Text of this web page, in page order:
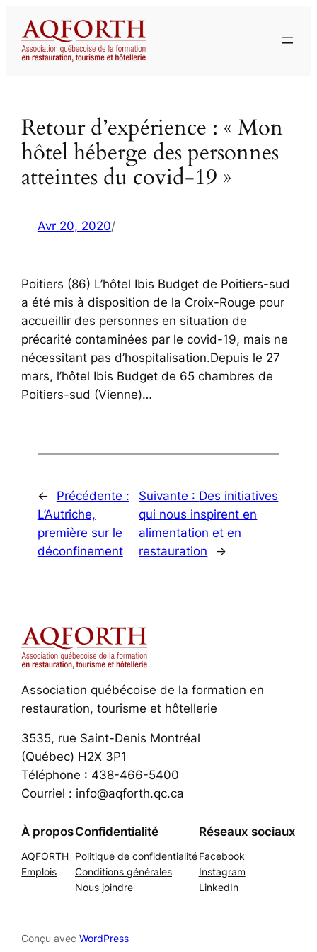
contenu
Retour d’expérience : « Mon
hôtel héberge des personnes
atteintes du covid-19 »
Avr 20, 2020/
Poitiers (86) L’hôtel Ibis Budget de Poitiers-sud
a été mis à disposition de la Croix-Rouge pour
accueillir des personnes en situation de
précarité contaminées par le covid-19, mais ne
nécessitant pas d’hospitalisation.Depuis le 27
mars, l’hôtel Ibis Budget de 65 chambres de
Poitiers-sud (Vienne)…
←
Précédente :
L’Autriche,
première sur le
déconfinement
Suivante : Des initiatives
qui nous inspirent en
alimentation et en
restauration
→
Association québécoise de la formation en
restauration, tourisme et hôtellerie
3535, rue Saint-Denis Montréal
(Québec) H2X 3P1
Téléphone : 438-466-5400
Courriel : info@aqforth.qc.ca
À propos
AQFORTH
Emplois
Confidentialité
Politique de confidentialité
Conditions générales
Nous joindre
Réseaux sociaux
Facebook
Instagram
LinkedIn
Conçu avecWordPress